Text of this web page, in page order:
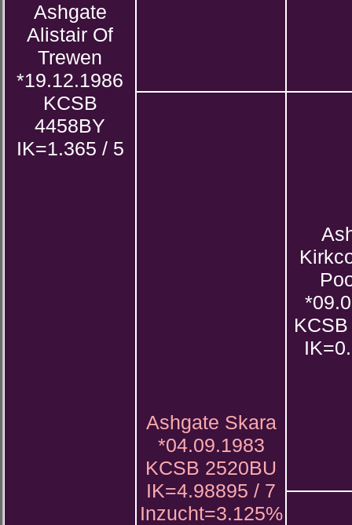
Ashgate
Alistair Of
Trewen
*19.12.1986
KCSB
4458BY
IK=1.365 / 5
Ashgate Skara
*04.09.1983
KCSB 2520BU
IK=4.98895 / 7
Inzucht=3.125%